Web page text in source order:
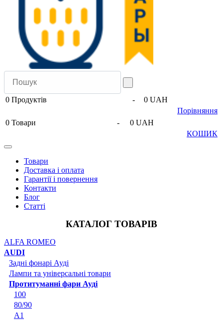
0 Продуктів -
0 UAH
Порівняння
0 Товари -
0 UAH
КОШИК
Товари
Доставка і оплата
Гарантії і повернення
Контакти
Блог
Статті
КАТАЛОГ ТОВАРІВ
ALFA ROMEO
AUDI
Задні фонарі Ауді
Лампи та універсальні товари
Протитуманні фари Ауді
100
80/90
A1